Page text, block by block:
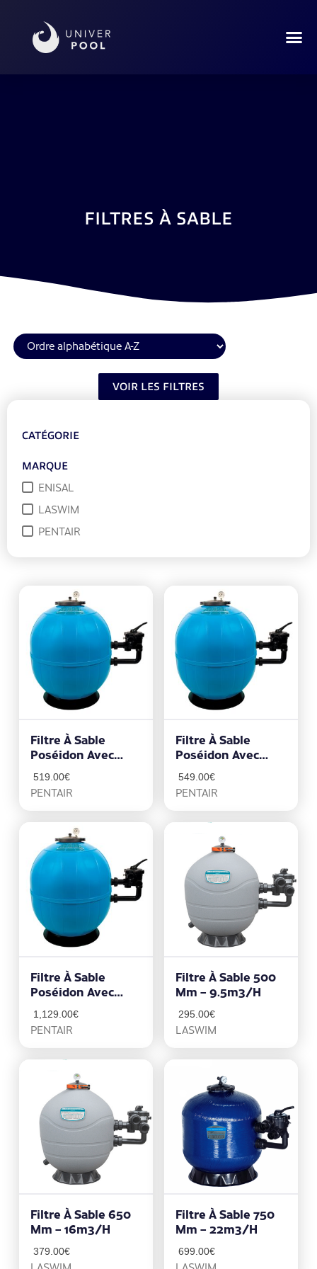
FILTRES À SABLE
VOIR LES FILTRES
CATÉGORIE
MARQUE
ENISAL
LASWIM
PENTAIR
Filtre À Sable
Poséidon Avec
Technologie
CLEARPRO
10.5m3/h
519.00€
PENTAIR
Filtre À Sable
Poséidon Avec
Technologie
CLEARPRO
14m3/h
549.00€
PENTAIR
Filtre À Sable
Poséidon Avec
Technologie
CLEARPRO
22m3/h
1,129.00€
PENTAIR
Filtre À Sable 500
Mm – 9.5m3/h
295.00€
LASWIM
Filtre À Sable 650
Mm – 16m3/h
379.00€
Filtre À Sable 750
Mm – 22m3/h
699.00€